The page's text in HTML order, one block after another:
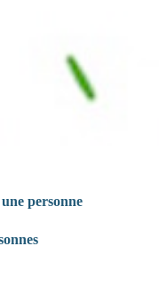
personne